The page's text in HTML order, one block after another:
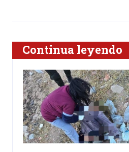
Continua leyendo